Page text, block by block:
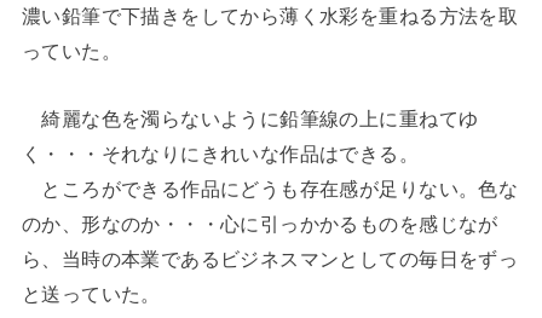
濃い鉛筆で下描きをしてから薄く水彩を重ねる方法を取
っていた。
綺麗な色を濁らないように鉛筆線の上に重ねてゆ
く・・・それなりにきれいな作品はできる。
ところができる作品にどうも存在感が足りない。色な
のか、形なのか・・・心に引っかかるものを感じなが
ら、当時の本業であるビジネスマンとしての毎日をずっ
と送っていた。